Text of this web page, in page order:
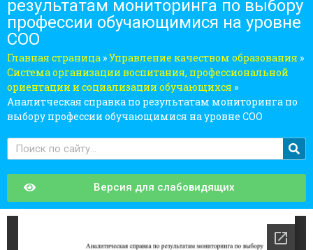
результатам мониторинга по выбору
профессии обучающимися на уровне
СОО
Главная страница »Управление качеством образования »
Система организации воспитания, профессиональной
ориентации и социализации обучающихся »
Аналитческая справка по результатам мониторинга по
выбору профессии обучающимися на уровне СОО
Версия для слабовидящих